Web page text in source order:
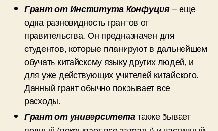
Грант от Института Конфуция– еще
одна разновидность грантов от
правительства. Он предназначен для
студентов, которые планируют в дальнейшем
обучать китайскому языку других людей, и
для уже действующих учителей китайского.
Данный грант обычно покрывает все
расходы.
Грант от университетатакже бывает